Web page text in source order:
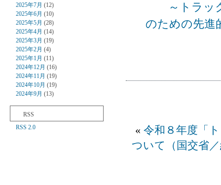
2025年7月 (12)
2025年6月 (10)
2025年5月 (28)
2025年4月 (14)
2025年3月 (19)
2025年2月 (4)
2025年1月 (11)
2024年12月 (16)
2024年11月 (19)
2024年10月 (19)
2024年9月 (13)
RSS
RSS 2.0
～トラッ
のための先進
« 令和８年度「
ついて（国交省